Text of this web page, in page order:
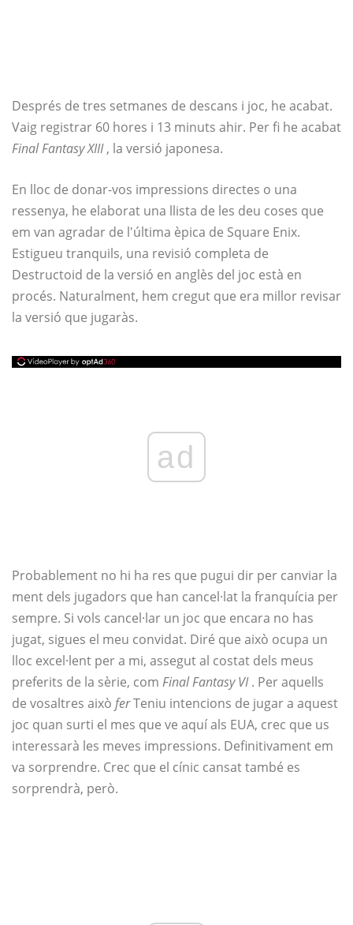
Després de tres setmanes de descans i joc, he acabat.
Vaig registrar 60 hores i 13 minuts ahir. Per fi he acabat
Final Fantasy XIII, la versió japonesa.
En lloc de donar-vos impressions directes o una
ressenya, he elaborat una llista de les deu coses que
em van agradar de l'última èpica de Square Enix.
Estigueu tranquils, una revisió completa de
Destructoid de la versió en anglès del joc està en
procés. Naturalment, hem cregut que era millor revisar
la versió que jugaràs.
ad
Probablement no hi ha res que pugui dir per canviar la
ment dels jugadors que han cancel·lat la franquícia per
sempre. Si vols cancel·lar un joc que encara no has
jugat, sigues el meu convidat. Diré que això ocupa un
lloc excel·lent per a mi, assegut al costat dels meus
preferits de la sèrie, com Final Fantasy VI. Per aquells
de vosaltres això ferTeniu intencions de jugar a aquest
joc quan surti el mes que ve aquí als EUA, crec que us
interessarà les meves impressions. Definitivament em
va sorprendre. Crec que el cínic cansat també es
sorprendrà, però.